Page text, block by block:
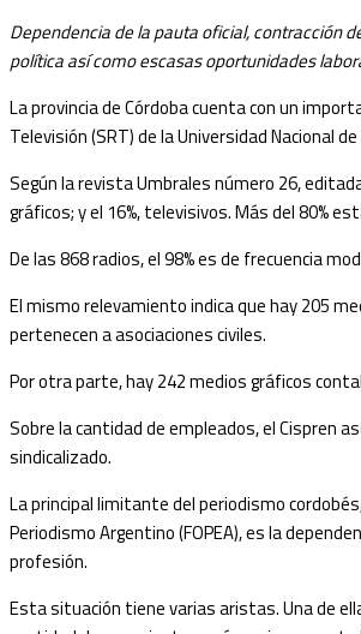
Dependencia de la pauta oficial, contracción
política así como escasas oportunidades
La provincia de Córdoba cuenta con un
Televisión (SRT) de la Universidad Nacional
Según la revista Umbrales número 26,
gráficos; y el 16%, televisivos. Más del 80%
De las 868 radios, el 98% es de frecuencia
El mismo relevamiento indica que hay 205
pertenecen a asociaciones civiles.
Por otra parte, hay 242 medios gráficos
Sobre la cantidad de empleados, el Cispren
sindicalizado.
La principal limitante del periodismo
Periodismo Argentino (FOPEA), es la
profesión.
Esta situación tiene varias aristas. Una de